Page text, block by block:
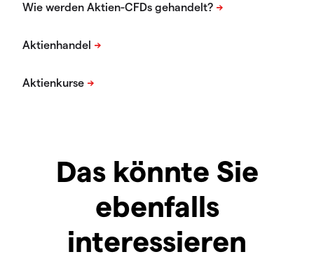
Das könnte Sie
ebenfalls
interessieren